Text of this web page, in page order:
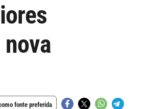
fonte preferida